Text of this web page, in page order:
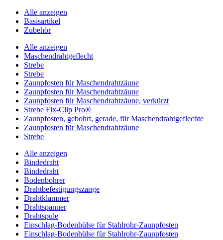
Alle anzeigen
Basisartikel
Zubehör
Alle anzeigen
Maschendrahtgeflecht
Strebe
Strebe
Zaunpfosten für Maschendrahtzäune
Zaunpfosten für Maschendrahtzäune
Zaunpfosten für Maschendrahtzäune, verkürzt
Strebe Fix-Clip Pro®
Zaunpfosten, gebohrt, gerade, für Maschendrahtgeflechte
Zaunpfosten für Maschendrahtzäune
Strebe
Alle anzeigen
Bindedraht
Bindedraht
Bodenbohrer
Drahtbefestigungszange
Drahtklammer
Drahtspanner
Drahtspule
Einschlag-Bodenhülse für Stahlrohr-Zaunpfosten
Einschlag-Bodenhülse für Stahlrohr-Zaunpfosten